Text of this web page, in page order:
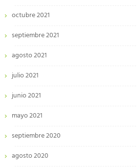
octubre 2021
septiembre 2021
agosto 2021
julio 2021
junio 2021
mayo 2021
septiembre 2020
agosto 2020